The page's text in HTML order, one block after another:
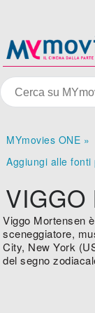
MYmovies ONE »
Aggiungi alle
VIGGO
Viggo Mortensen
sceneggiatore,
City, New York
del segno